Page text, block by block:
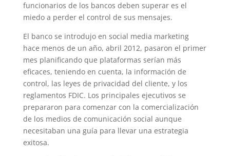
funcionarios de los bancos deben superar es el
miedo a perder el control de sus mensajes.
El banco se introdujo en social media marketing
hace menos de un año, abril 2012, pasaron el primer
mes planificando que plataformas serían más
eficaces, teniendo en cuenta, la información de
control, las leyes de privacidad del cliente, y los
reglamentos FDIC. Los principales ejecutivos se
prepararon para comenzar con la comercialización
de los medios de comunicación social aunque
necesitaban una guía para llevar una estrategia
exitosa.